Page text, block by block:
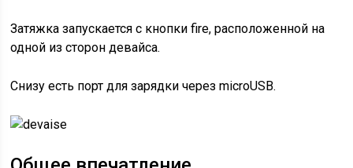
Затяжка запускается с кнопки fire, расположенной на
одной из сторон девайса.
Снизу есть порт для зарядки через microUSB.